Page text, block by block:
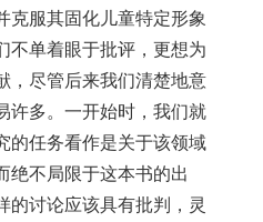
克服其固化儿童特定形象
不单着眼于批评，更想为
，尽管后来我们清楚地意
许多。一开始时，我们就
的任务看作是关于该领域
绝不局限于这本书的出
的讨论应该具有批判，灵